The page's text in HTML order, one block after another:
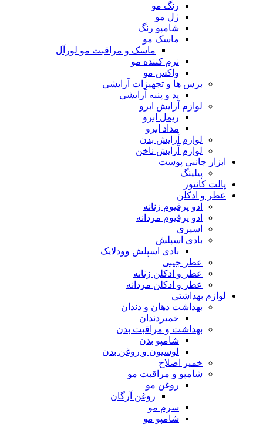
رنگ مو
ژل مو
شامپو رنگ
ماسک مو
ماسک و مراقبت مو لورآل
نرم کننده مو
واکس مو
برس ها و تجهیزات آرایشی
پد و پنبه آرایشی
لوازم آرایش ابرو
ریمل ابرو
مداد ابرو
لوازم آرایش بدن
لوازم آرایش ناخن
ابزار جانبی پوست
پیلینگ
پالت کانتور
عطر و ادکلن
ادو پرفیوم زنانه
ادو پرفیوم مردانه
اسپری
بادی اسپلش
بادی اسپلش وودلایک
عطر جیبی
عطر و ادکلن زنانه
عطر و ادکلن مردانه
لوازم بهداشتی
بهداشت دهان و دندان
خمیردندان
بهداشت و مراقبت بدن
شامپو بدن
لوسیون و روغن بدن
خمیر اصلاح
شامپو و مراقبت مو
روغن مو
روغن آرگان
سرم مو
شامپو مو